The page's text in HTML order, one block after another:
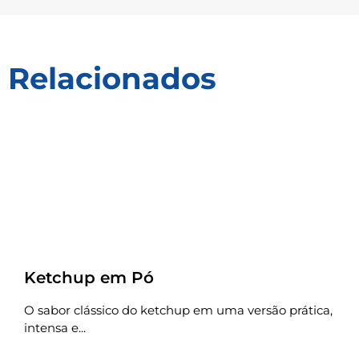
Relacionados
Ketchup em Pó
O sabor clássico do ketchup em uma versão prática,
intensa e...